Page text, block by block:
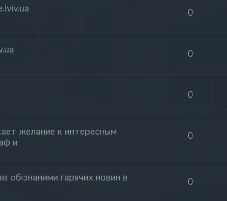
0
0
0
желание к интересным
и
0
обізнаними гарячих новин в
0